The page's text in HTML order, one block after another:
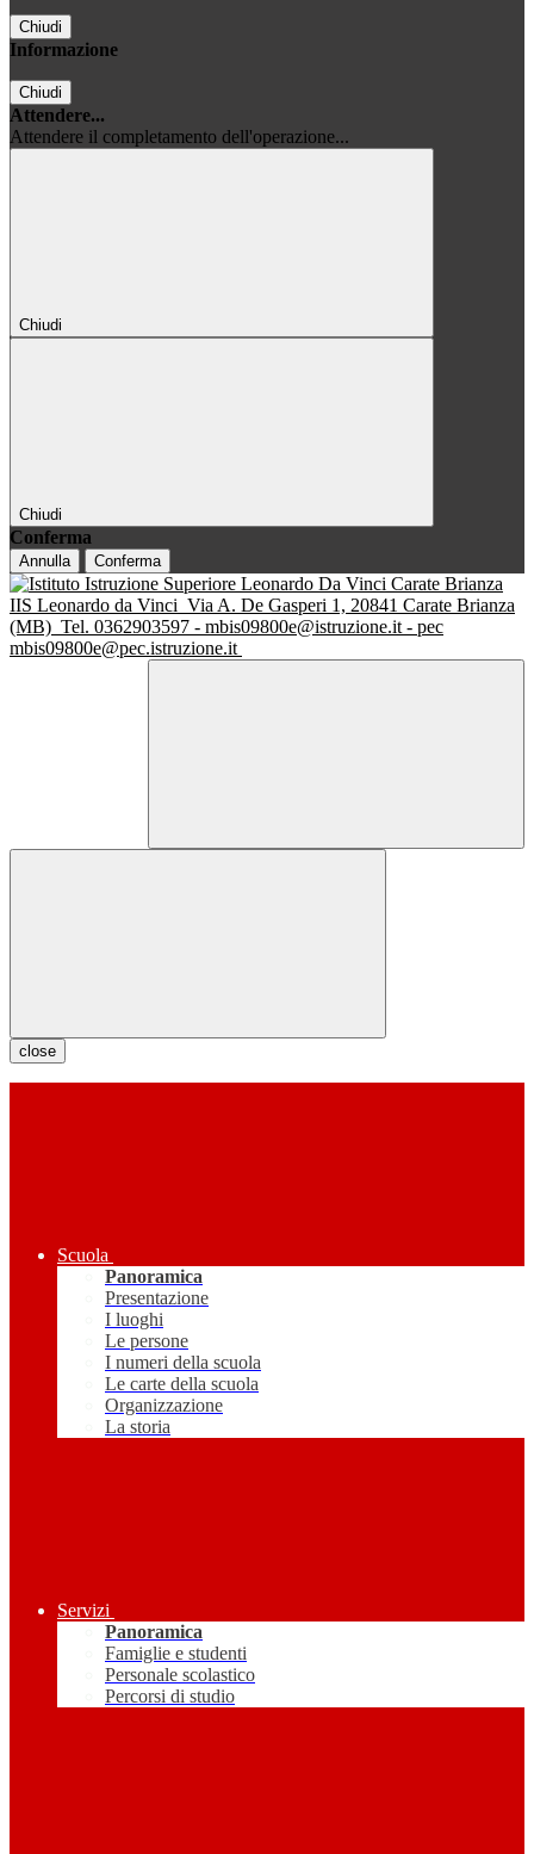
Chiudi
Informazione
Chiudi
Attendere...
Attendere il completamento dell'operazione...
Chiudi
Chiudi
Conferma
Annulla Conferma
IIS Leonardo da Vinci Via A. De Gasperi 1, 20841 Carate Brianza
(MB) Tel. 0362903597 - mbis09800e@istruzione.it - pec
mbis09800e@pec.istruzione.it
close
Scuola
Panoramica
Presentazione
I luoghi
Le persone
I numeri della scuola
Le carte della scuola
Organizzazione
La storia
Servizi
Panoramica
Famiglie e studenti
Personale scolastico
Percorsi di studio